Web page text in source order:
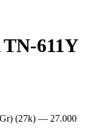
611Y
(27k) — 27.000